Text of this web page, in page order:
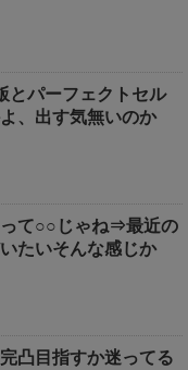
とパーフェクトセル
、出す気無いのか
って○○じゃね⇒最近の
たいそんな感じか
凸目指すか迷ってる